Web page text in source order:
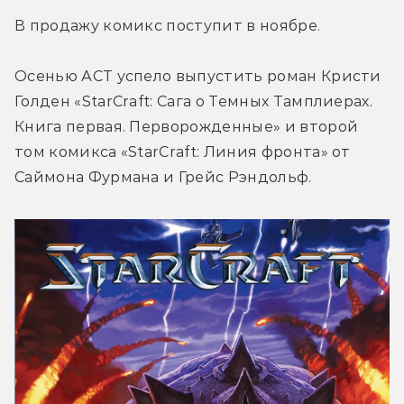
В продажу комикс поступит в ноябре.
Осенью АСТ успело выпустить роман Кристи
Голден «StarCraft: Сага о Темных Тамплиерах.
Книга первая. Перворожденные» и второй
том комикса «StarCraft: Линия фронта» от
Саймона Фурмана и Грейс Рэндольф.